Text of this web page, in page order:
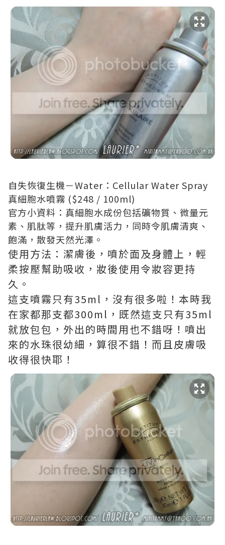
自失恢復生機－Water：Cellular Water Spray
真細胞水噴霧 ($248 / 100ml)
官方小資料：真細胞水成份包括礦物質、微量元
素、肌肽等，提升肌膚活力，同時令肌膚清爽、
飽滿，散發天然光澤。
使用方法：潔膚後，噴於面及身體上，輕
柔按壓幫助吸收，妝後使用令妝容更持
久。
這支噴霧只有35ml，沒有很多啦！本時我
在家都那支都300ml，既然這支只有35ml
就放包包，外出的時間用也不錯呀！噴出
來的水珠很幼細，算很不錯！而且皮膚吸
收得很快耶！